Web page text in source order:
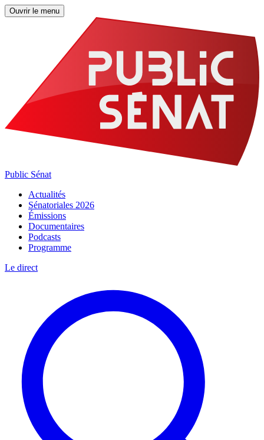
Ouvrir le menu
Public Sénat
Actualités
Sénatoriales 2026
Émissions
Documentaires
Podcasts
Programme
Le direct